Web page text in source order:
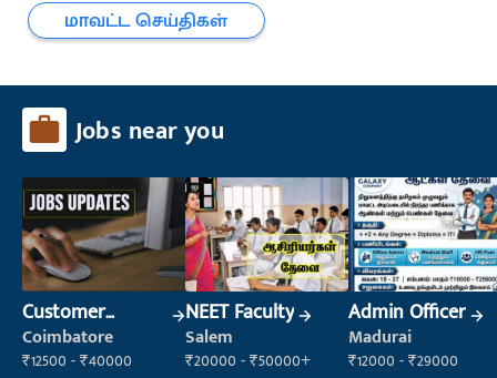
மாவட்ட செய்திகள்
Jobs near you
Customer
Support Officer
Coimbatore
₹12500 - ₹40000
NEET Faculty
Salem
₹20000 - ₹50000+
Admin Officer
Madurai
₹12000 - ₹29000